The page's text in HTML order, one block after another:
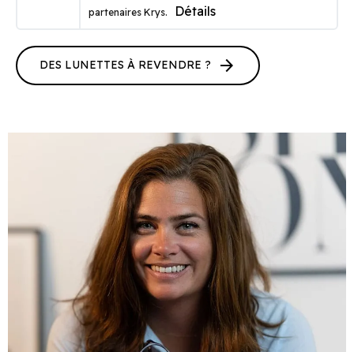
partenaires Krys.
Détails
DES LUNETTES À REVENDRE ? arrow_forward